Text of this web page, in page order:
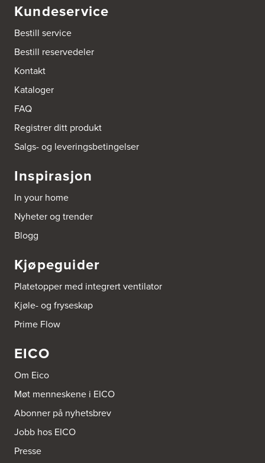
Kundeservice
Bestill service
Bestill reservedeler
Kontakt
Kataloger
FAQ
Registrer ditt produkt
Salgs- og leveringsbetingelser
Inspirasjon
In your home
Nyheter og trender
Blogg
Kjøpeguider
Platetopper med integrert ventilator
Kjøle- og fryseskap
Prime Flow
EICO
Om Eico
Møt menneskene i EICO
Abonner på nyhetsbrev
Jobb hos EICO
Presse